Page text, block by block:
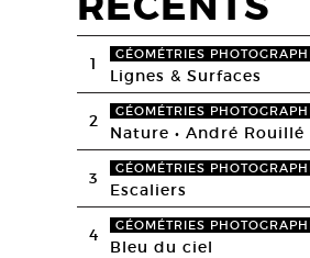
1 GÉOMÉTRIES
Lignes & Surfaces
2 GÉOMÉTRIES
Nature • André Rouillé
3 GÉOMÉTRIES
Escaliers
4 GÉOMÉTRIES
Bleu du ciel